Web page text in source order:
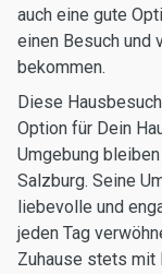
auch eine gute
einen Besuch und
bekommen.
Diese
Option für Dein
Umgebung
Salzburg. Seine
liebevolle und
jeden Tag
Zuhause stets mit